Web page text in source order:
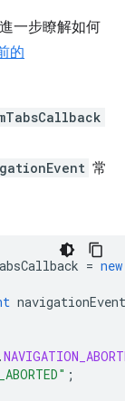
一步瞭解如何
的
常
= new
navigationEvent
.
;